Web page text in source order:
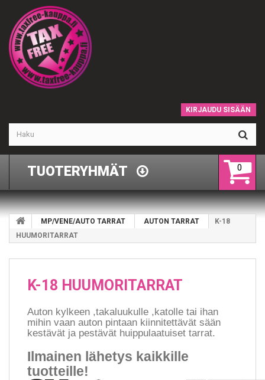
KIRJAUDU SISÄÄN
0
TUOTERYHMÄT
MP/VENE/AUTO TARRAT AUTON TARRAT
K-18
HUUMORITARRAT
K-18 HUUMORITARRAT
Auton kylkeen ,takaluukulle ,katolle tai ihan
mihin vaan auton pintaan kiinnitettävät sään
kestävät ja pestävät huippulaatuiset tarrat.
Ilmainen lähetys kaikkille
tuotteille!